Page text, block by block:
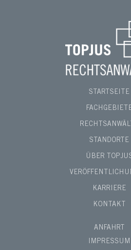
STARTSEITE
STANDORTE
ÜBER
KARRIERE
KONTAKT
ANFAHRT
IMPRESSUM